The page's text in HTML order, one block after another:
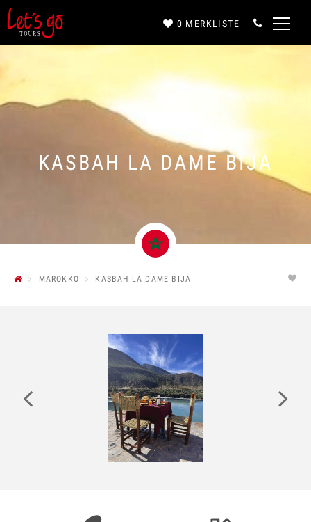
0 MERKLISTE
KASBAH LA DAME BIJA
MAROKKO KASBAH LA DAME BIJA
Anrede*
Vorname*
ANMELDEN